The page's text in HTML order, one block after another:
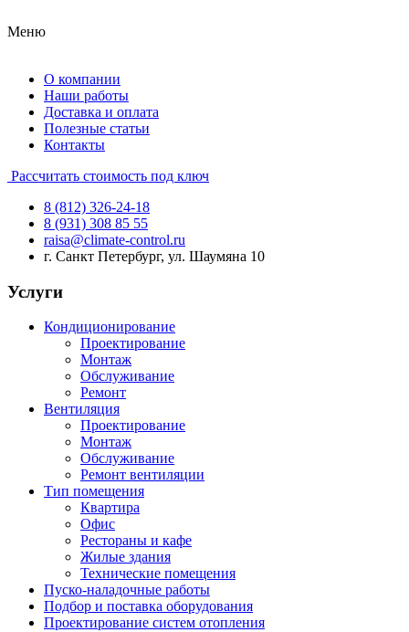
Меню
О компании
Наши работы
Доставка и оплата
Полезные статьи
Контакты
Рассчитать стоимость под ключ
8 (812) 326-24-18
8 (931) 308 85 55
raisa@climate-control.ru
г. Санкт Петербург, ул. Шаумяна 10
Услуги
Кондиционирование
Проектирование
Монтаж
Обслуживание
Ремонт
Вентиляция
Проектирование
Монтаж
Обслуживание
Ремонт вентиляции
Тип помещения
Квартира
Офис
Рестораны и кафе
Жилые здания
Технические помещения
Пуско-наладочные работы
Подбор и поставка оборудования
Проектирование систем отопления